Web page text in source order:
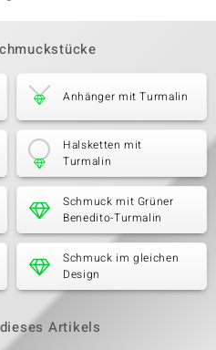
Anhänger mit Turmalin
Halsketten mit
Turmalin
Schmuck mit Grüner
Benedito-Turmalin
Schmuck im gleichen
Design
Artikels